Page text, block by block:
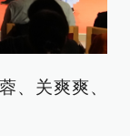
、关爽爽、